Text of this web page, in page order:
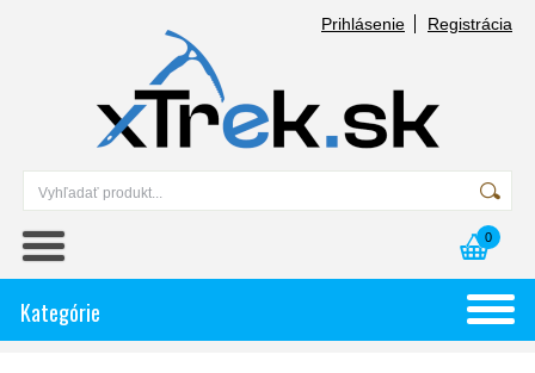
Prihlásenie Registrácia
0
Kategórie